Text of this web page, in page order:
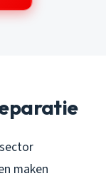
sector
maken